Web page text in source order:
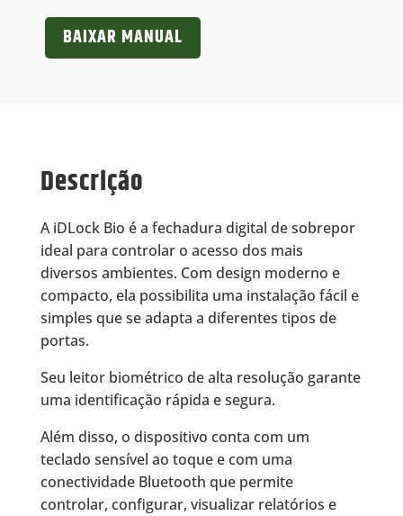
BAIXAR MANUAL
Descrição
A iDLock Bio é a fechadura digital de sobrepor
ideal para controlar o acesso dos mais
diversos ambientes. Com design moderno e
compacto, ela possibilita uma instalação fácil e
simples que se adapta a diferentes tipos de
portas.
Seu leitor biométrico de alta resolução garante
uma identificação rápida e segura.
Além disso, o dispositivo conta com um
teclado sensível ao toque e com uma
conectividade Bluetooth que permite
controlar, configurar, visualizar relatórios e